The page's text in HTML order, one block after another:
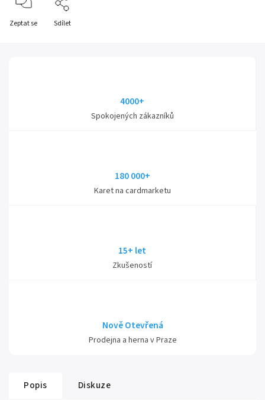
Zeptat se Sdílet
4000+
Spokojených zákazníků
180 000+
Karet na cardmarketu
15+ let
Zkušeností
Nově Otevřená
Prodejna a herna v Praze
Popis Diskuze